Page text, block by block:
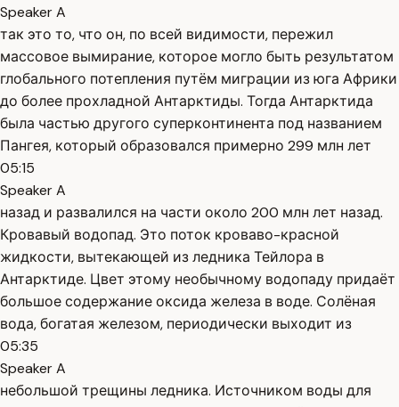
Speaker A
так это то, что он, по всей видимости, пережил
массовое вымирание, которое могло быть результатом
глобального потепления путём миграции из юга Африки
до более прохладной Антарктиды. Тогда Антарктида
была частью другого суперконтинента под названием
Пангея, который образовался примерно 299 млн лет
05:15
Speaker A
назад и развалился на части около 200 млн лет назад.
Кровавый водопад. Это поток кроваво-красной
жидкости, вытекающей из ледника Тейлора в
Антарктиде. Цвет этому необычному водопаду придаёт
большое содержание оксида железа в воде. Солёная
вода, богатая железом, периодически выходит из
05:35
Speaker A
небольшой трещины ледника. Источником воды для